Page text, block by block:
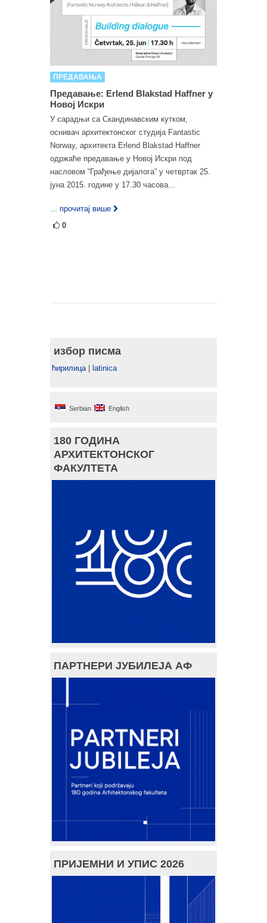
ПРЕДАВАЊА
Предавање: Erlend Blakstad Haffner у
Новој Искри
У сарадњи са Скандинавским кутком,
оснивач архитектонског студија Fantastic
Norway, архитекта Erlend Blakstad Haffner
одржаће предавање у Новој Искри под
насловом “Грађење дијалога” у четвртак 25.
јуна 2015. године у 17.30 часова...
... прочитај више
0
избор писма
ћирилица| latinica
Serbian English
180 ГОДИНА
АРХИТЕКТОНСКОГ
ФАКУЛТЕТА
ПАРТНЕРИ ЈУБИЛЕЈА АФ
ПРИЈЕМНИ И УПИС 2026